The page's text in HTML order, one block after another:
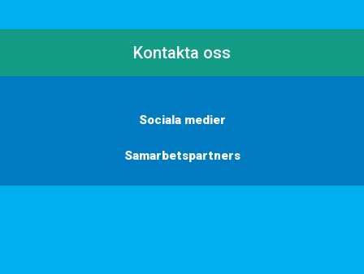
Kontakta oss
Sociala medier
Samarbetspartners